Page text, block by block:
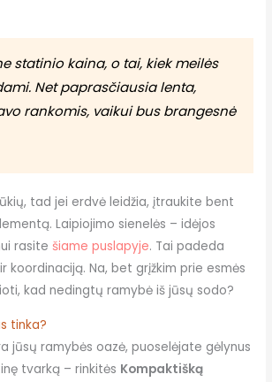
statinio kaina, o tai, kiek meilės
Net paprasčiausia lenta,
rankomis, vaikui bus brangesnė
tad jei erdvė leidžia, įtraukite bent
Laipiojimo sienelės – idėjos
rasite šiame puslapyje. Tai padeda
koordinaciją. Na, bet grįžkim prie esmės
kad nedingtų ramybė iš jūsų sodo?
tinka?
jūsų ramybės oazė, puoselėjate gėlynus
tvarką – rinkitės Kompaktišką